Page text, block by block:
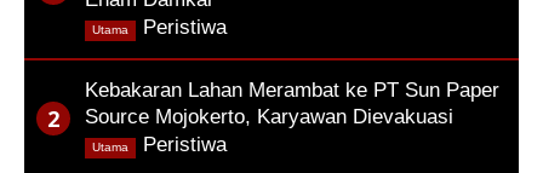
Peristiwa,
Utama
Kebakaran Lahan Merambat ke PT Sun Paper
Source Mojokerto, Karyawan Dievakuasi
Peristiwa,
Utama